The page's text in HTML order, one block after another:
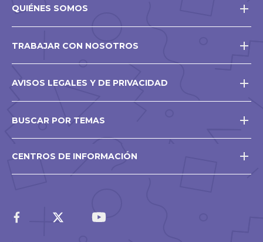
QUIÉNES SOMOS
TRABAJAR CON NOSOTROS
AVISOS LEGALES Y DE PRIVACIDAD
BUSCAR POR TEMAS
CENTROS DE INFORMACIÓN